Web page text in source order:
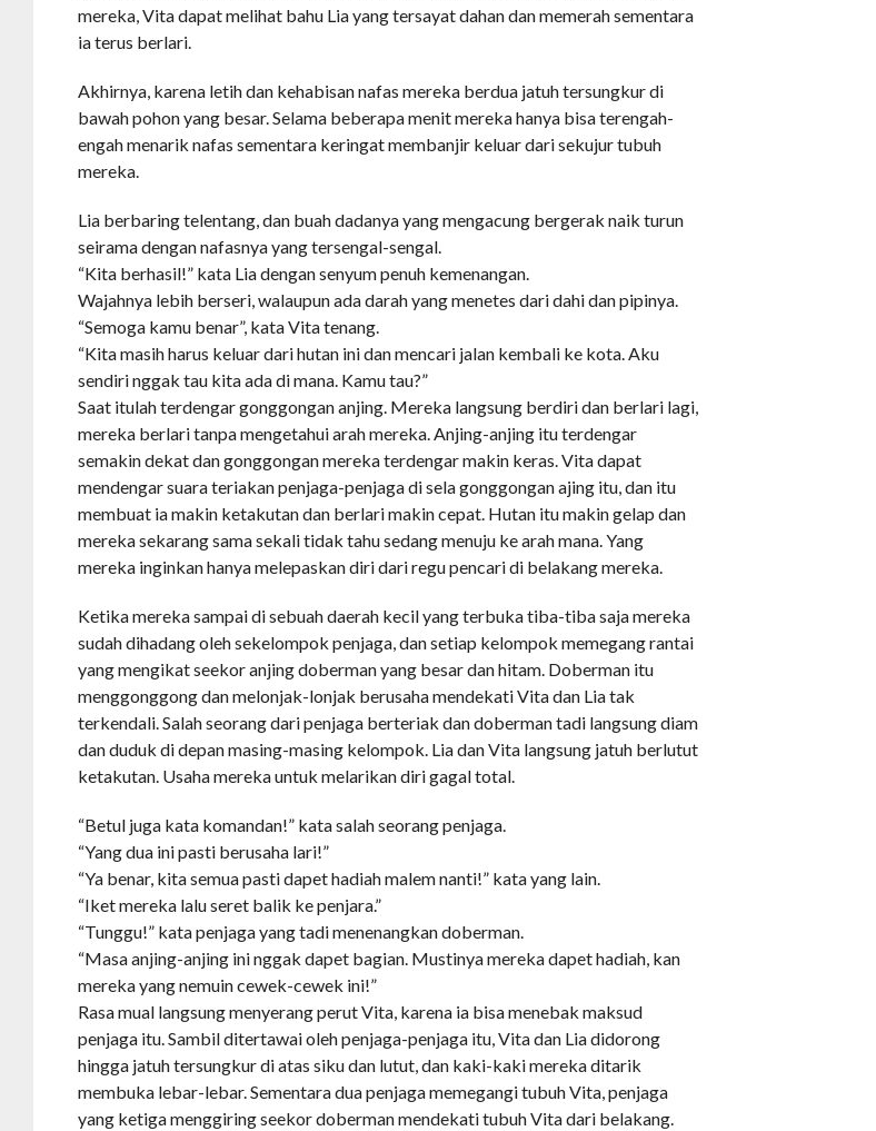
mereka, Vita dapat melihat bahu Lia yang tersayat dahan dan memerah sementara
ia terus berlari.
Akhirnya, karena letih dan kehabisan nafas mereka berdua jatuh tersungkur di
bawah pohon yang besar. Selama beberapa menit mereka hanya bisa terengah-
engah menarik nafas sementara keringat membanjir keluar dari sekujur tubuh
mereka.
Lia berbaring telentang, dan buah dadanya yang mengacung bergerak naik turun
seirama dengan nafasnya yang tersengal-sengal.
“Kita berhasil!” kata Lia dengan senyum penuh kemenangan.
Wajahnya lebih berseri, walaupun ada darah yang menetes dari dahi dan pipinya.
“Semoga kamu benar”, kata Vita tenang.
“Kita masih harus keluar dari hutan ini dan mencari jalan kembali ke kota. Aku
sendiri nggak tau kita ada di mana. Kamu tau?”
Saat itulah terdengar gonggongan anjing. Mereka langsung berdiri dan berlari lagi,
mereka berlari tanpa mengetahui arah mereka. Anjing-anjing itu terdengar
semakin dekat dan gonggongan mereka terdengar makin keras. Vita dapat
mendengar suara teriakan penjaga-penjaga di sela gonggongan ajing itu, dan itu
membuat ia makin ketakutan dan berlari makin cepat. Hutan itu makin gelap dan
mereka sekarang sama sekali tidak tahu sedang menuju ke arah mana. Yang
mereka inginkan hanya melepaskan diri dari regu pencari di belakang mereka.
Ketika mereka sampai di sebuah daerah kecil yang terbuka tiba-tiba saja mereka
sudah dihadang oleh sekelompok penjaga, dan setiap kelompok memegang rantai
yang mengikat seekor anjing doberman yang besar dan hitam. Doberman itu
menggonggong dan melonjak-lonjak berusaha mendekati Vita dan Lia tak
terkendali. Salah seorang dari penjaga berteriak dan doberman tadi langsung diam
dan duduk di depan masing-masing kelompok. Lia dan Vita langsung jatuh berlutut
ketakutan. Usaha mereka untuk melarikan diri gagal total.
“Betul juga kata komandan!” kata salah seorang penjaga.
“Yang dua ini pasti berusaha lari!”
“Ya benar, kita semua pasti dapet hadiah malem nanti!” kata yang lain.
“Iket mereka lalu seret balik ke penjara.”
“Tunggu!” kata penjaga yang tadi menenangkan doberman.
“Masa anjing-anjing ini nggak dapet bagian. Mustinya mereka dapet hadiah, kan
mereka yang nemuin cewek-cewek ini!”
Rasa mual langsung menyerang perut Vita, karena ia bisa menebak maksud
penjaga itu. Sambil ditertawai oleh penjaga-penjaga itu, Vita dan Lia didorong
hingga jatuh tersungkur di atas siku dan lutut, dan kaki-kaki mereka ditarik
membuka lebar-lebar. Sementara dua penjaga memegangi tubuh Vita, penjaga
yang ketiga menggiring seekor doberman mendekati tubuh Vita dari belakang.